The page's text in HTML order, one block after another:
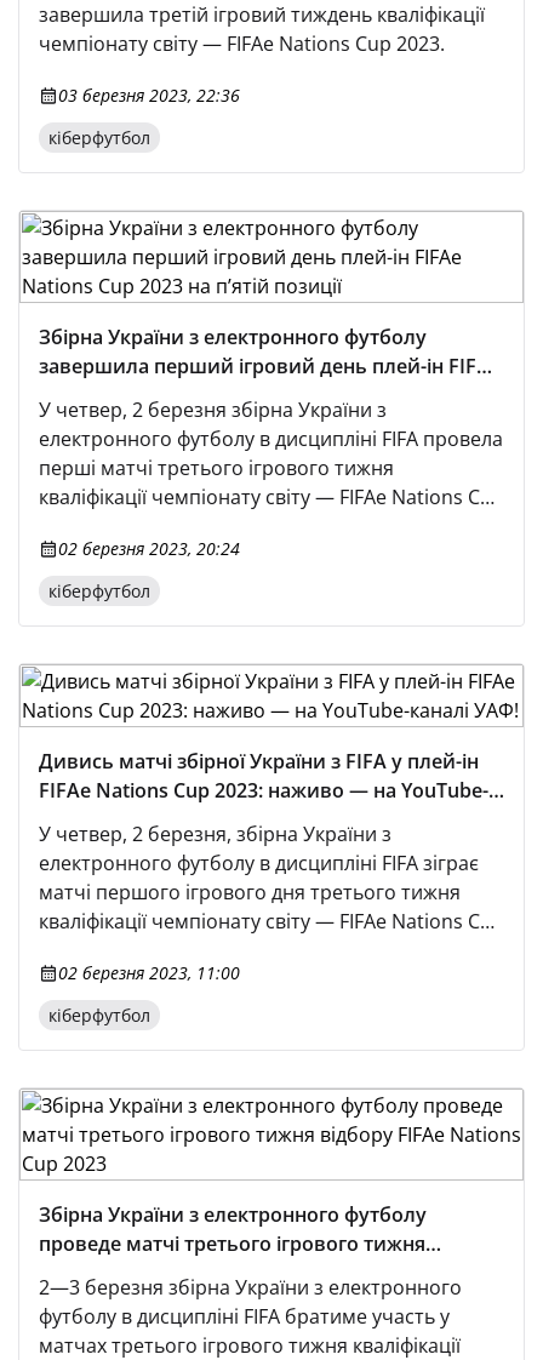
завершила третій ігровий тиждень кваліфікації
чемпіонату світу — FIFAe Nations Cup 2023.
03 березня 2023, 22:36
кіберфутбол
Збірна України з електронного футболу
завершила перший ігровий день плей-ін FIFAe
Nations Cup 2023 на п’ятій позиції
У четвер, 2 березня збірна України з
електронного футболу в дисципліні FIFA провела
перші матчі третього ігрового тижня
кваліфікації чемпіонату світу — FIFAe Nations Cup
02 березня 2023, 20:24
кіберфутбол
Дивись матчі збірної України з FIFA у плей-ін
FIFAe Nations Cup 2023: наживо — на YouTube-
У четвер, 2 березня, збірна України з
електронного футболу в дисципліні FIFA зіграє
матчі першого ігрового дня третього тижня
кваліфікації чемпіонату світу — FIFAe Nations Cup
02 березня 2023, 11:00
кіберфутбол
Збірна України з електронного футболу
проведе матчі третього ігрового тижня
відбору FIFAe Nations Cup 2023
2—3 березня збірна України з електронного
футболу в дисципліні FIFA братиме участь у
матчах третього ігрового тижня кваліфікації